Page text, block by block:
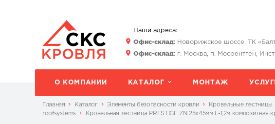
Наши адреса:
Офис-склад:Новорижское шоссе, ТК
Офис-склад:г. Москва, п. Мосрентген,
О КОМПАНИИ КАТАЛОГ МОНТАЖ
Главная Каталог Элементы безопасности кровли Кровельные лестницы
roofsystems
Кровельная лестница PRESTIGE ZN 25x45мм L-1,2м композитная